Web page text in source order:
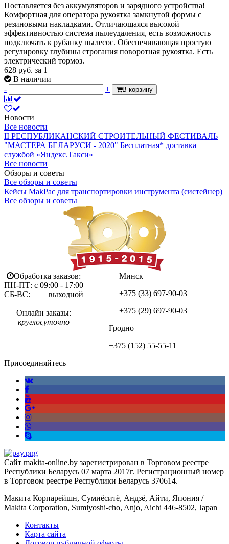
Поставляется без аккумуляторов и зарядного устройства!
Комфортная для оператора рукоятка замкнутой формы с
резиновыми накладками. Отличающаяся высокой
эффективностью система пылеудаления, есть возможность
подключать к рубанку пылесос. Обеспечивающая простую
регулировку глубины строгания поворотная рукоятка. Есть
электрический тормоз.
628 руб. за 1
В наличии
-
+ В корзину
Новости
Все новости
II РЕСПУБЛИКАНСКИЙ СТРОИТЕЛЬНЫЙ ФЕСТИВАЛЬ
"МАСТЕРА БЕЛАРУСИ - 2020" Бесплатная* доставка
службой «Яндекс.Такси»
Все новости
Обзоры и советы
Все обзоры и советы
Кейсы MakPac для транспортировки инструмента (систейнер)
Все обзоры и советы
Обработка заказов:
ПН-ПТ: с 09:00 - 17:00
СБ-ВС: выходной
Онлайн заказы:
круглосуточно
Минск
+375 (33) 697-90-03
+375 (29) 697-90-03
Гродно
+375 (152) 55-55-11
Присоединяйтесь
Сайт makita-online.by зарегистрирован в Торговом реестре
Республики Беларусь 07 марта 2017г. Регистрационный номер
в Торговом реестре Республики Беларусь 370614.
Макита Корпарейшн, Сумиёситё, Андзё, Айти, Япония /
Makita Corporation, Sumiyoshi-cho, Anjo, Aichi 446-8502, Japan
Контакты
Карта сайта